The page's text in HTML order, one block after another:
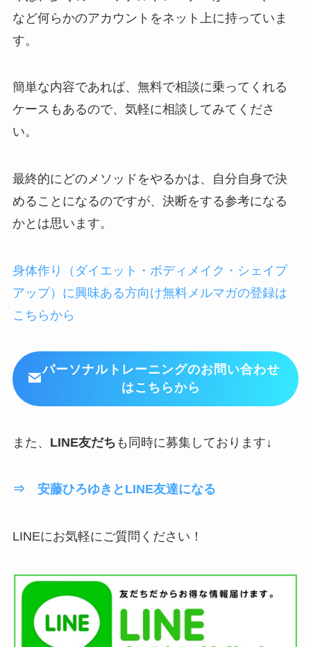
など何らかのアカウントをネット上に持っていま
す。
簡単な内容であれば、無料で相談に乗ってくれる
ケースもあるので、気軽に相談してみてくださ
い。
最終的にどのメソッドをやるかは、自分自身で決
めることになるのですが、決断をする参考になる
かとは思います。
身体作り（ダイエット・ボディメイク・シェイプ
アップ）に興味ある方向け無料メルマガの登録は
こちらから
パーソナルトレーニングのお問い合わせ
はこちらから
また、 LINE友だち も同時に募集しております↓
⇒ 安藤ひろゆきとLINE友達になる
LINEにお気軽にご質問ください！